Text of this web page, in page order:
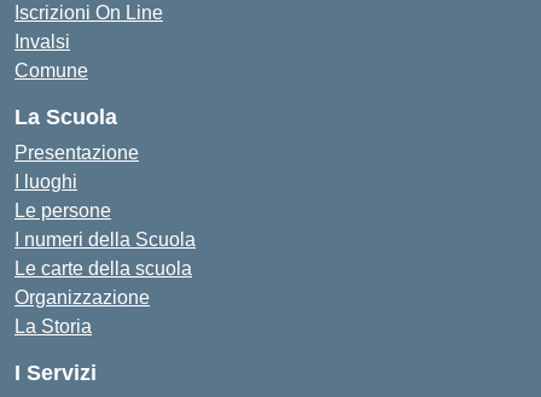
Iscrizioni On Line
Invalsi
Comune
La Scuola
Presentazione
I luoghi
Le persone
I numeri della Scuola
Le carte della scuola
Organizzazione
La Storia
I Servizi